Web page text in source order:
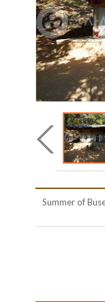
Summer of